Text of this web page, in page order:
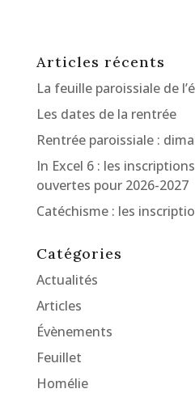
Articles récents
La feuille paroissiale de
Les dates de la rentrée
Rentrée paroissiale :
In Excel 6 : les
ouvertes pour 2026-2027
Catéchisme : les
Catégories
Actualités
Articles
Évènements
Feuillet
Homélie